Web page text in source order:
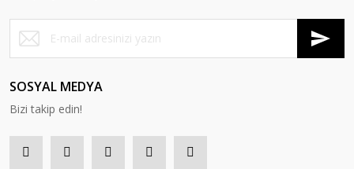
SOSYAL MEDYA
Bizi takip edin!